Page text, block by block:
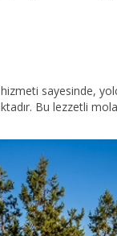
sayesinde,
Bu lezzetli